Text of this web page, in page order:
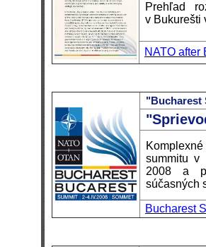
Prehľad
v Bukurešti
NATO after
"Bucharest
summitu v
2008 a
súčasných
Bucharest